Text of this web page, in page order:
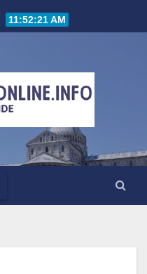
11:52:22 AM